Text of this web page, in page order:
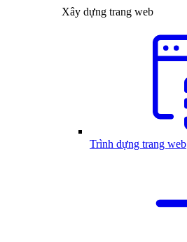
Xây dựng trang web
Trình dựng trang web